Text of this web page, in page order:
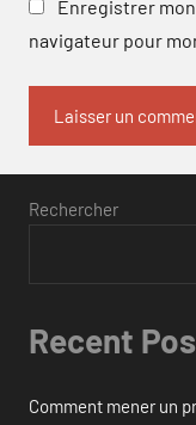
Enregistrer
navigateur pour
Rechercher
Recent
Comment mener un